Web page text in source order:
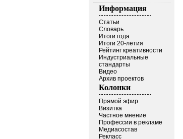
Информация
Статьи
Словарь
Итоги года
Итоги 20-летия
Рейтинг креативности
Индустриальные
стандарты
Видео
Архив проектов
Колонки
Прямой эфир
Визитка
Частное мнение
Профессии в рекламе
Медиасостав
Рекласс